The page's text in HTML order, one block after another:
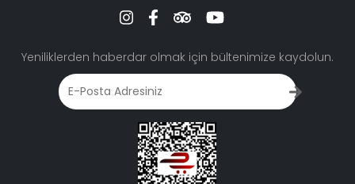
Yeniliklerden haberdar olmak için bültenimize kaydolun.